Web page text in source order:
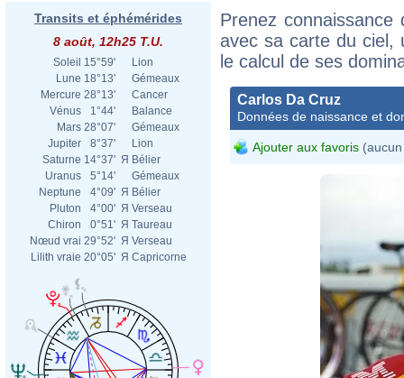
Transits et éphémérides
8 août, 12h25 T.U.
Soleil 15°59'
Lion
Lune 18°13'
Gémeaux
Mercure 28°13'
Cancer
Vénus
1°44'
Balance
Mars 28°07'
Gémeaux
Jupiter
8°37'
Lion
Saturne 14°37' Я Bélier
Uranus
5°14'
Gémeaux
Neptune
4°09' Я Bélier
Pluton
4°00' Я Verseau
Chiron
0°51' Я Taureau
Nœud vrai 29°52' Я Verseau
Lilith vraie 20°05' Я Capricorne
Prenez
avec sa carte du ciel,
le calcul de ses
Carlos Da Cruz
Données de naissance et
Ajouter aux favoris